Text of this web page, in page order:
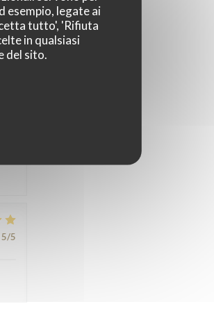
esempio, legate ai
tutto', 'Rifiuta
in qualsiasi
del sito.
5/5
5/5